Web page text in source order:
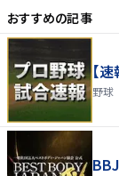
おすすめの記事
【
野球